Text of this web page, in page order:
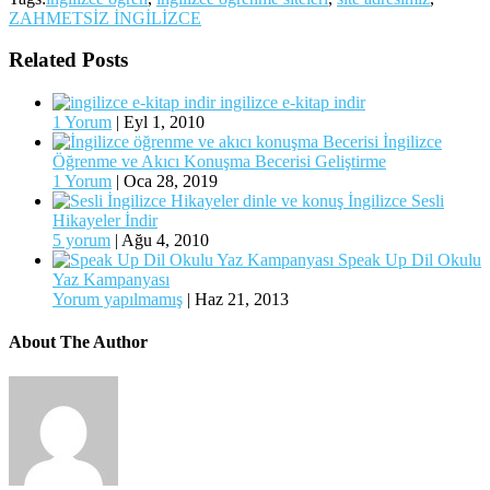
ZAHMETSİZ İNGİLİZCE
Related Posts
ingilizce e-kitap indir
1 Yorum | Eyl 1, 2010
İngilizce
Öğrenme ve Akıcı Konuşma Becerisi Geliştirme
1 Yorum | Oca 28, 2019
İngilizce Sesli
Hikayeler İndir
5 yorum | Ağu 4, 2010
Speak Up Dil Okulu
Yaz Kampanyası
Yorum yapılmamış | Haz 21, 2013
About The Author